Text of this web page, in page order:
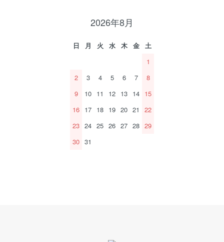
2026年8月
日 月 火 水 木 金
土
1
2
3 4 5 6 7
8
9
10 11 12 13 14 15
16 17 18 19 20 21
22
23 24 25 26 27 28 29
30 31